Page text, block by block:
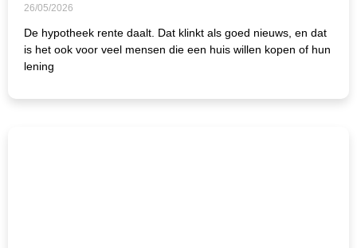
26/05/2026
De hypotheek rente daalt. Dat klinkt als goed nieuws, en dat
is het ook voor veel mensen die een huis willen kopen of hun
lening